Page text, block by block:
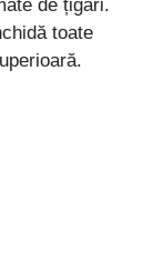
de țigări.
toate